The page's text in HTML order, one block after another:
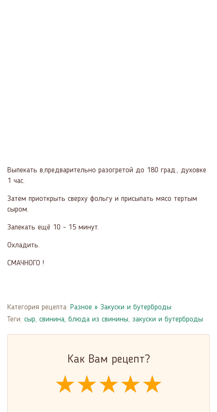
Выпекать в,предварительно разогретой до 180 град., духовке
1 час.
Затем приоткрыть сверху фольгу и присыпать мясо тертым
сыром.
Запекать ещё 10 - 15 минут.
Охладить.
СМАЧНОГО !
Категория рецепта: Разное » Закуски и бутерброды
Теги: сыр, свинина, блюда из свинины, закуски и бутерброды
Как Вам рецепт?
★★★★★
★★★★★
★★★★★